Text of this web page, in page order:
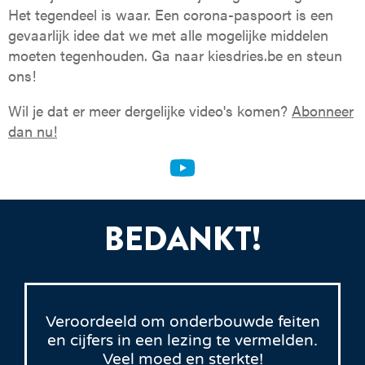
Het tegendeel is waar. Een corona-paspoort is een
gevaarlijk idee dat we met alle mogelijke middelen
moeten tegenhouden. Ga naar kiesdries.be en steun
ons!
Wil je dat er meer dergelijke video's komen? Abonneer
dan nu!
BEDANKT!
Veroordeeld om onderbouwde feiten
en cijfers in een lezing te vermelden.
Veel moed en sterkte!